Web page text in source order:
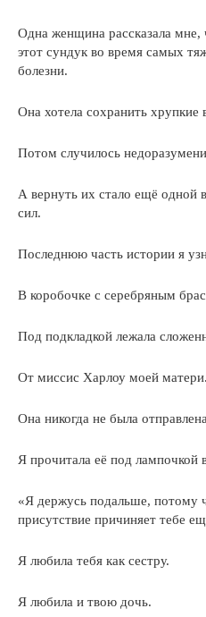
Одна женщина рассказала мне,
этот сундук во время самых
болезни.
Она хотела сохранить хрупкие
Потом случилось
А вернуть их стало ещё одной
сил.
Последнюю часть истории я
В коробочке с серебряным
Под подкладкой лежала
От миссис Харлоу моей матери.
Она никогда не была
Я прочитала её под лампочкой
«Я держусь подальше, потому
присутствие причиняет тебе
Я любила тебя как сестру.
Я любила и твою дочь.